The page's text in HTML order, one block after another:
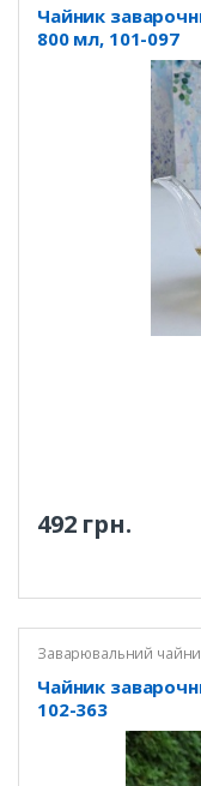
Чайник
800 мл, 101-097
492 грн.
Заварювальний
Чайник
102-363